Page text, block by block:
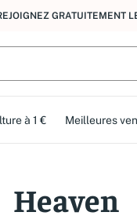
GRATUITEMENT
à 1 € Meilleures
Heaven